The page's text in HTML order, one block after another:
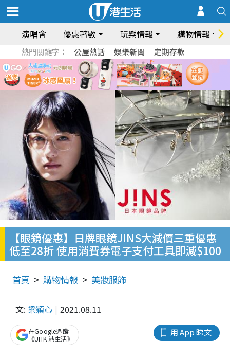
演唱會 優惠著數 玩樂情報 購物情報
熱門關鍵字： 公屋熱話 娛樂新聞 定期存款
【眼鏡優惠】日牌眼鏡JINS大減價三重優惠
低至28折 使用消費券電子支付工具即減$100
首頁 購物情報 美妝服飾
文: 梁穎心 2021.08.11
用 App 睇文
在Google追蹤
《UHK 港生活》